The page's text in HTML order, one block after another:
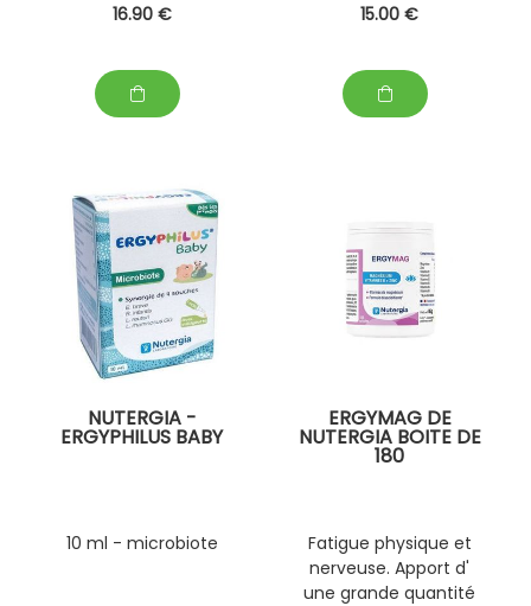
16.90 € 15.00 €
NUTERGIA -
ERGYPHILUS BABY
10 ml - microbiote
ERGYMAG DE
NUTERGIA BOITE DE
180
Fatigue physique et
nerveuse. Apport d'
une grande quantité